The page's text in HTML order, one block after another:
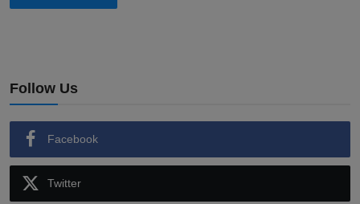
Follow Us
Facebook
Twitter